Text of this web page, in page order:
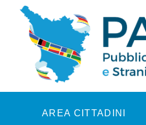
Skip to main content
AREA CITTADINI